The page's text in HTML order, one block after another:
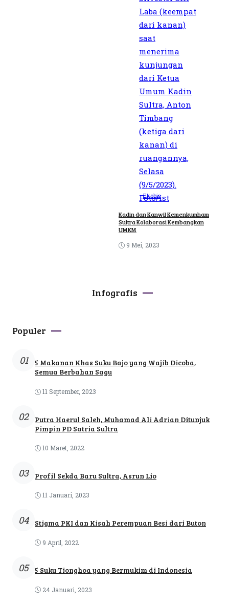
Ekobis
Kadin dan Kanwil Kemenkumham
Sultra Kolaborasi Kembangkan
UMKM
9 Mei, 2023
Infografis
Populer
01
5 Makanan Khas Suku Bajo yang Wajib Dicoba,
Semua Berbahan Sagu
11 September, 2023
02
Putra Haerul Saleh, Muhamad Ali Adrian Ditunjuk
Pimpin PD Satria Sultra
10 Maret, 2022
03 Profil Sekda Baru Sultra, Asrun Lio
11 Januari, 2023
04 Stigma PKI dan Kisah Perempuan Besi dari Buton
9 April, 2022
05 5 Suku Tionghoa yang Bermukim di Indonesia
24 Januari, 2023